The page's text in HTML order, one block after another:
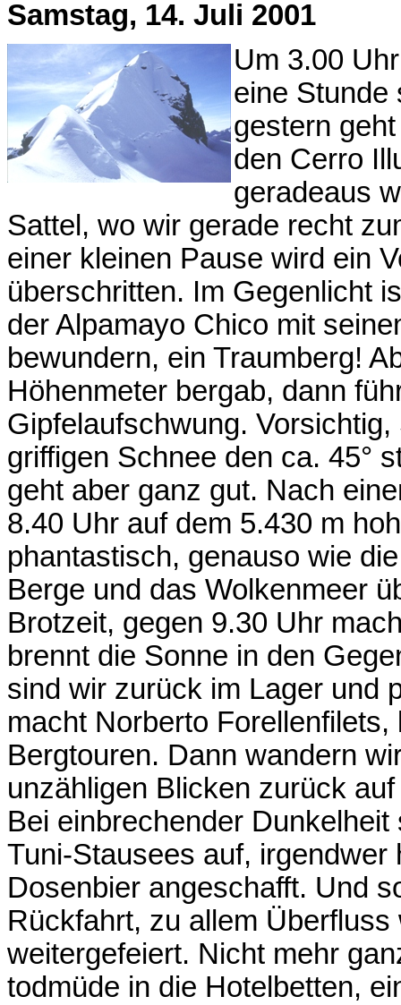
Samstag, 14. Juli 2001
Um 3.00
eine Stunde
gestern
den Cerro
geradeaus
Sattel, wo wir gerade recht
einer kleinen Pause wird ein
überschritten. Im Gegenlicht
der Alpamayo Chico mit
bewundern, ein Traumberg!
Höhenmeter bergab, dann
Gipfelaufschwung.
griffigen Schnee den ca. 45°
geht aber ganz gut. Nach
8.40 Uhr auf dem 5.430 m
phantastisch, genauso wie
Berge und das Wolkenmeer
Brotzeit, gegen 9.30 Uhr
brennt die Sonne in den
sind wir zurück im Lager und
macht Norberto
Bergtouren. Dann wandern
unzähligen Blicken zurück
Bei einbrechender
Tuni-Stausees auf,
Dosenbier angeschafft. Und
Rückfahrt, zu allem
weitergefeiert. Nicht mehr
todmüde in die Hotelbetten,